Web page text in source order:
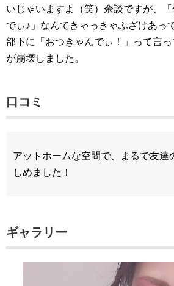
いじゃいますよ（笑）余談ですが、
でぃ♪」なんてきゃっきゃふざけあっ
部下に「おつきゃんでぃ！」って言
が崩壊しました。
口コミ
アットホームな空間で、まるで友達
しめました！
ギャラリー